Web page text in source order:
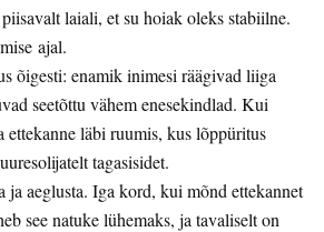
laiali, et su hoiak oleks stabiilne.
ajal.
õigesti: enamik inimesi räägivad liiga
seetõttu vähem enesekindlad. Kui
ettekanne läbi ruumis, kus lõppüritus
tagasisidet.
ja aeglusta. Iga kord, kui mõnd ettekannet
see natuke lühemaks, ja tavaliselt on